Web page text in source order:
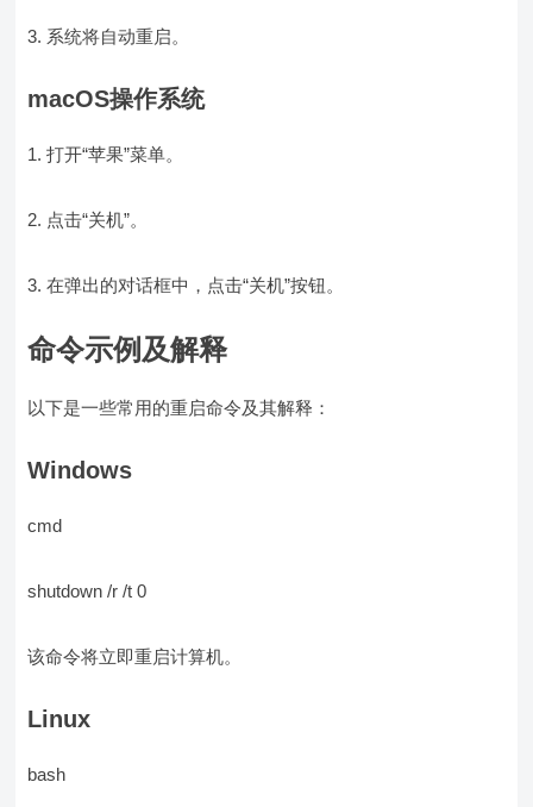
3. 系统将自动重启。
macOS操作系统
1. 打开“苹果”菜单。
2. 点击“关机”。
3. 在弹出的对话框中，点击“关机”按钮。
命令示例及解释
以下是一些常用的重启命令及其解释：
Windows
cmd
shutdown /r /t 0
该命令将立即重启计算机。
Linux
bash